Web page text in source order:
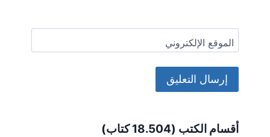
الموقع الإلكتروني
أقسام الكتب (18.504 كتاب)